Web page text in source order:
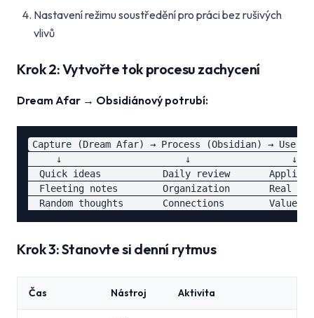
Nastavení režimu soustředění pro práci bez rušivých
vlivů
Krok 2: Vytvořte tok procesu zachycení
Dream Afar → Obsidiánový potrubí:
Capture (Dream Afar) → Process (Obsidian) → Use
     ↓                      ↓                  ↓
Quick ideas           Daily review       Applied
Fleeting notes        Organization       Real
Krok 3: Stanovte si denní rytmus
Čas Nástroj Aktivita